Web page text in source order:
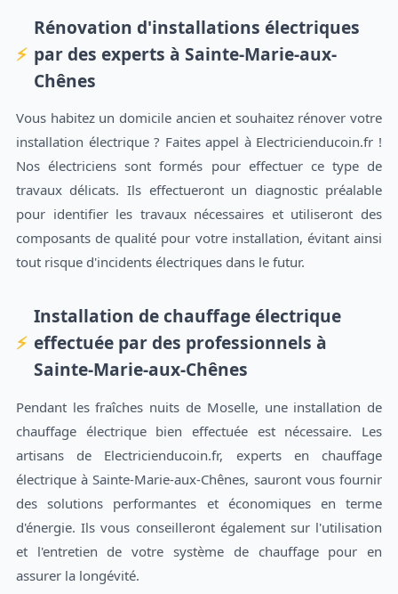
Rénovation d'installations électriques
par des experts à Sainte-Marie-aux-
Chênes
Vous habitez un domicile ancien et souhaitez rénover votre
installation électrique ? Faites appel à Electricienducoin.fr !
Nos électriciens sont formés pour effectuer ce type de
travaux délicats. Ils effectueront un diagnostic préalable
pour identifier les travaux nécessaires et utiliseront des
composants de qualité pour votre installation, évitant ainsi
tout risque d'incidents électriques dans le futur.
Installation de chauffage électrique
effectuée par des professionnels à
Sainte-Marie-aux-Chênes
Pendant les fraîches nuits de Moselle, une installation de
chauffage électrique bien effectuée est nécessaire. Les
artisans de Electricienducoin.fr, experts en chauffage
électrique à Sainte-Marie-aux-Chênes, sauront vous fournir
des solutions performantes et économiques en terme
d'énergie. Ils vous conseilleront également sur l'utilisation
et l'entretien de votre système de chauffage pour en
assurer la longévité.